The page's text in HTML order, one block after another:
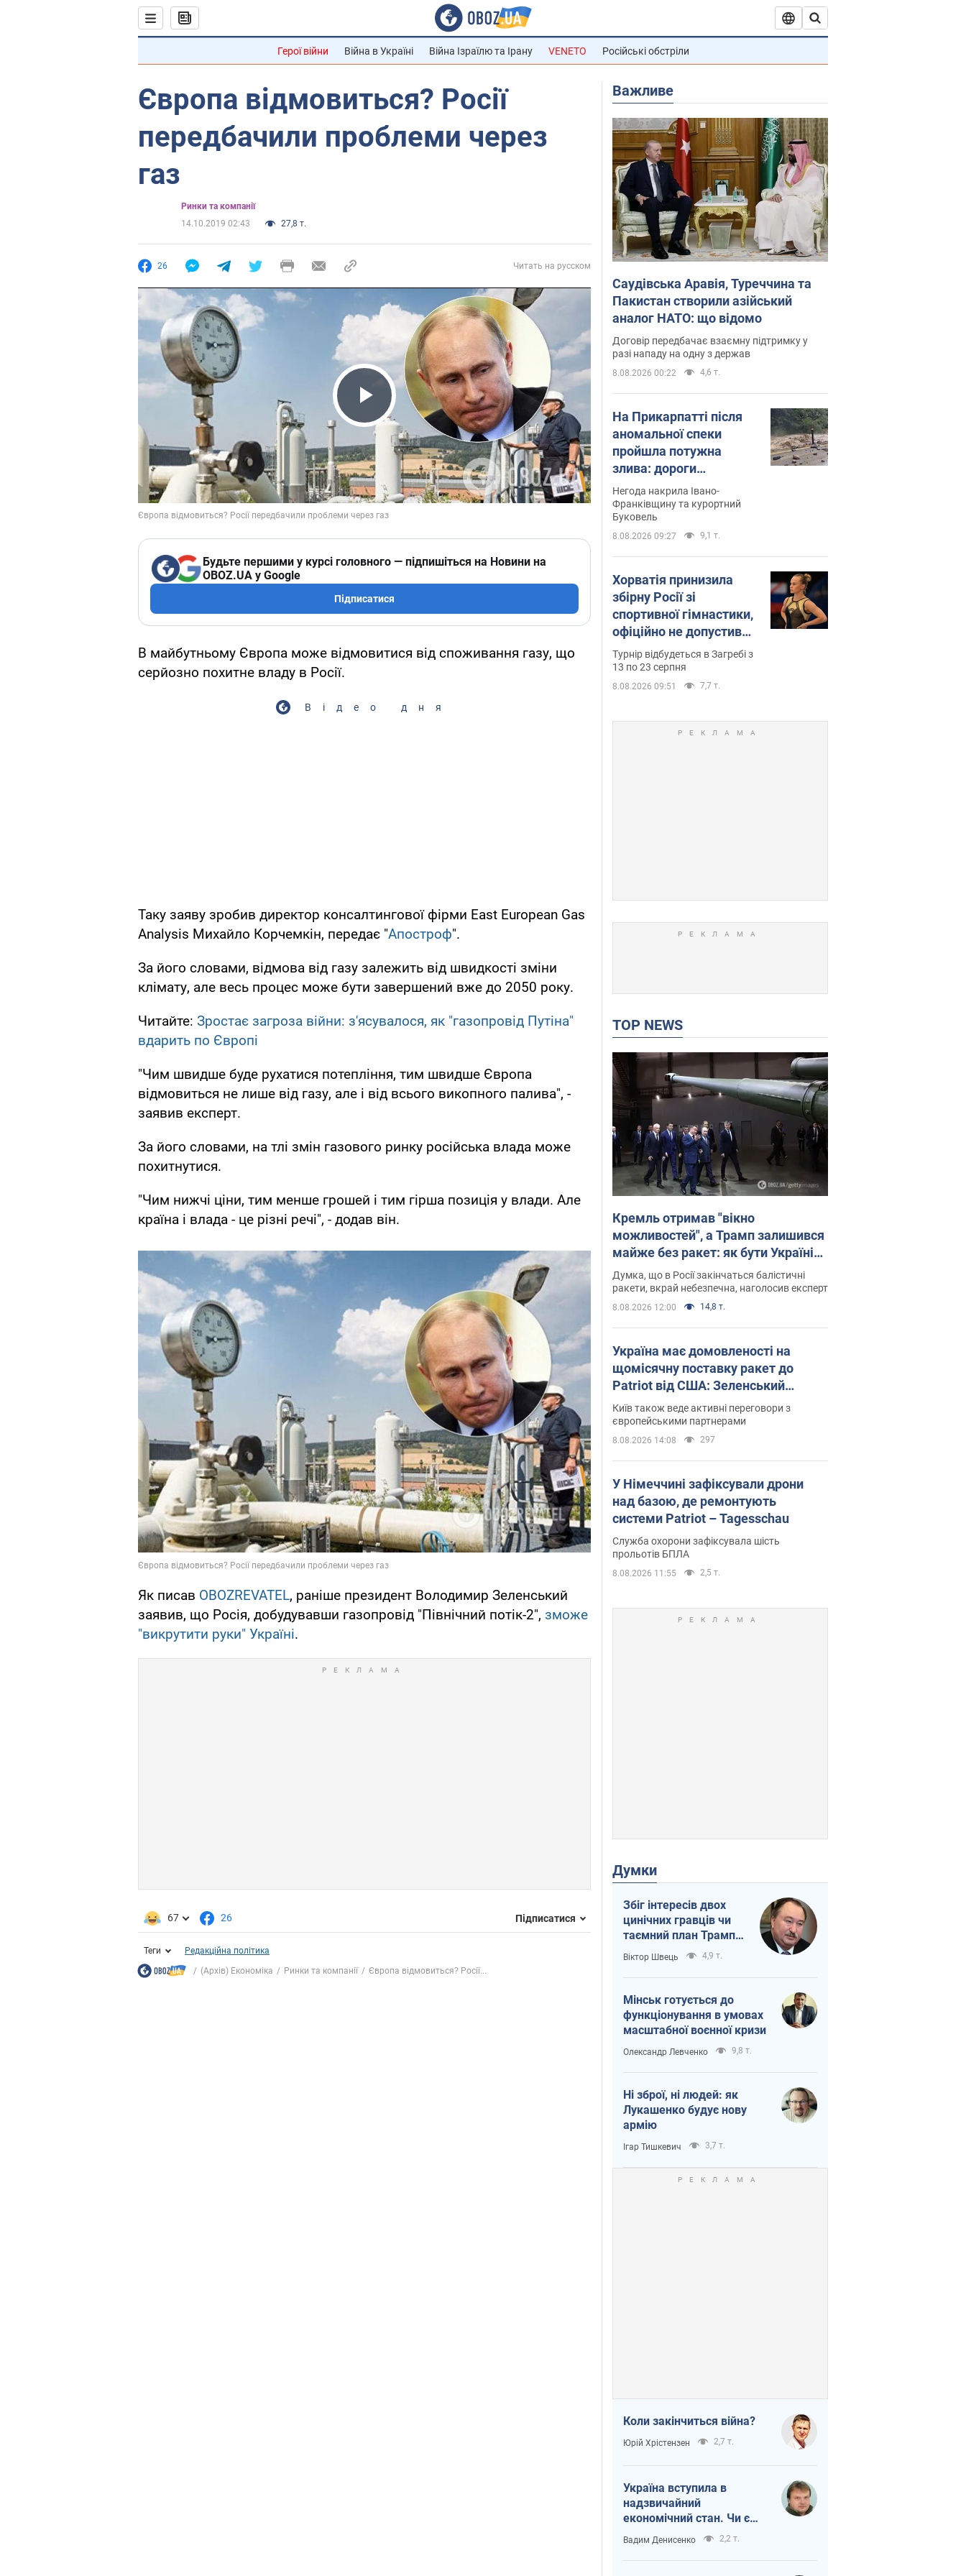
Герої війни Війна в Україні Війна Ізраїлю та Ірану VENETO Російські обстріли
Європа відмовиться? Росії
передбачили проблеми через
газ
Ринки та компанії
14.10.2019 02:43
27,8 т.
26 Читать на русском
Play Video
Будьте першими у курсі головного — підпишіться на Новини на
OBOZ.UA у Google
Підписатися
В майбутньому Європа може відмовитися від споживання газу, що
серйозно похитне владу в Росії.
Відео дня
Таку заяву зробив директор консалтингової фірми East European Gas
Analysis Михайло Корчемкін, передає "Апостроф".
За його словами, відмова від газу залежить від швидкості зміни
клімату, але весь процес може бути завершений вже до 2050 року.
Читайте: Зростає загроза війни: з'ясувалося, як "газопровід Путіна"
вдарить по Європі
"Чим швидше буде рухатися потепління, тим швидше Європа
відмовиться не лише від газу, але і від всього викопного палива", -
заявив експерт.
За його словами, на тлі змін газового ринку російська влада може
похитнутися.
"Чим нижчі ціни, тим менше грошей і тим гірша позиція у влади. Але
країна і влада - це різні речі", - додав він.
Як писав OBOZREVATEL, раніше президент Володимир Зеленський
заявив, що Росія, добудувавши газопровід "Північний потік-2", зможе
"викрутити руки" Україні.
67 26 Підписатися
Теги
Редакційна політика
(Архів) Економіка
Ринки та компанії Європа відмовиться? Росії...
Важливе
Саудівська Аравія, Туреччина та
Пакистан створили азійський
аналог НАТО: що відомо
Договір передбачає взаємну підтримку у
разі нападу на одну з держав
8.08.2026 00:22 4,6 т.
На Прикарпатті після
аномальної спеки
пройшла потужна
злива: дороги
перетворились на
річки. Відео
Негода накрила Івано-
Франківщину та курортний
Буковель
8.08.2026 09:27 9,1 т.
Хорватія принизила
збірну Росії зі
спортивної гімнастики,
офіційно не допустивши
до чемпіонату Європи
основних спортсменів
Турнір відбудеться в Загребі з
13 по 23 серпня
8.08.2026 09:51 7,7 т.
TOP NEWS
Кремль отримав "вікно
можливостей", а Трамп залишився
майже без ракет: як бути Україні?
Інтерв’ю з Мельником
Думка, що в Росії закінчаться балістичні
ракети, вкрай небезпечна, наголосив експерт
8.08.2026 12:00 14,8 т.
Україна має домовленості на
щомісячну поставку ракет до
Patriot від США: Зеленський
розкрив подробиці
Київ також веде активні переговори з
європейськими партнерами
8.08.2026 14:08 297
У Німеччині зафіксували дрони
над базою, де ремонтують
системи Patriot – Tagesschau
Служба охорони зафіксувала шість
прольотів БПЛА
8.08.2026 11:55 2,5 т.
Думки
Збіг інтересів двох
цинічних гравців чи
таємний план Трампа
і Путіна?
Віктор Швець 4,9 т.
Мінськ готується до
функціонування в умовах
масштабної воєнної кризи
Олександр Левченко 9,8 т.
Ні зброї, ні людей: як
Лукашенко будує нову
армію
Ігар Тишкевич 3,7 т.
Коли закінчиться війна?
Юрій Хрістензен 2,7 т.
Україна вступила в
надзвичайний
економічний стан. Чи є
світло вкінці тунелю?
Вадим Денисенко 2,2 т.